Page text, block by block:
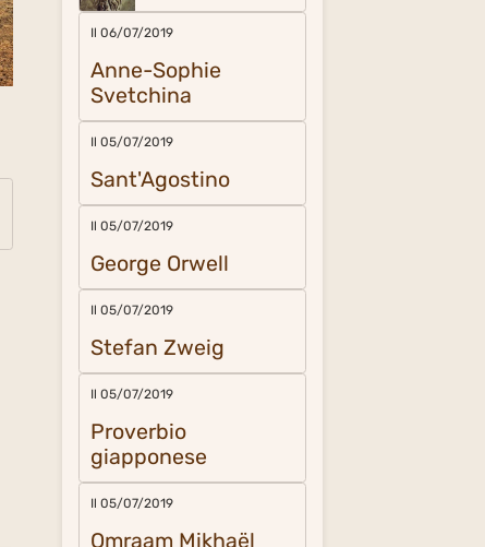
Il 06/07/2019
Anne-Sophie
Svetchina
Il 05/07/2019
Sant'Agostino
Il 05/07/2019
George Orwell
Il 05/07/2019
Stefan Zweig
Il 05/07/2019
Proverbio
giapponese
Il 05/07/2019
Omraam Mikhaël